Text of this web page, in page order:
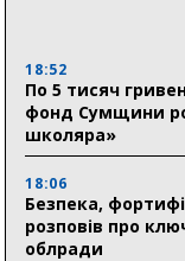
18:52
По 5 тисяч
фонд Сумщини
школяра»
18:06
Безпека,
розповів про
облради